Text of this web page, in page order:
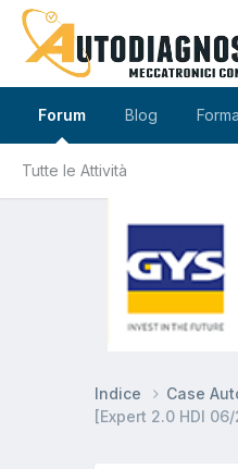
Forum
Tutte le Attività
Blog
Indice Case
[Expert 2.0 HDI